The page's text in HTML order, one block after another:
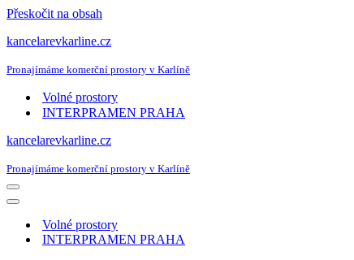
Přeskočit na obsah
kancelarevkarline.cz
Pronajímáme komerční prostory v Karlíně
Volné prostory
INTERPRAMEN PRAHA
kancelarevkarline.cz
Pronajímáme komerční prostory v Karlíně
Navigační
menu
Navigační
Volné prostory
INTERPRAMEN PRAHA